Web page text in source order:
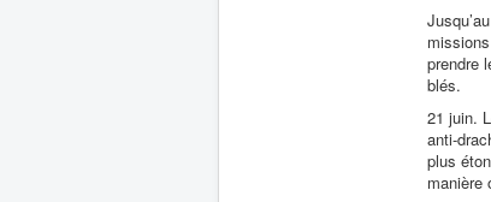
prendre
blés.
21 juin.
anti-
plus
manière